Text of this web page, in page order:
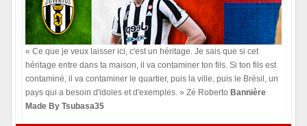
« Ce que je veux laisser ici, c'est un héritage. Je sais que si cet
héritage entre dans ta maison, il va contaminer ton fils. Si ton fils est
contaminé, il va contaminer le quartier, puis la ville, puis le Brésil, un
pays qui a besoin d'idoles et d'exemples. » Zé Roberto Bannière
Made By Tsubasa35